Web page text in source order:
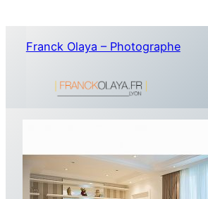
contenu
Franck Olaya – Photographe